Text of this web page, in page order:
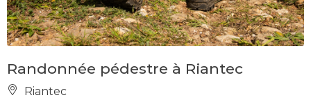
Randonnée pédestre à Riantec
Riantec